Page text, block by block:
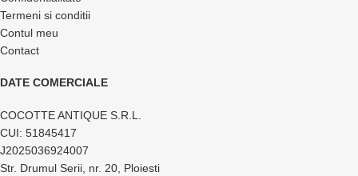
Termeni si conditii
Contul meu
Contact
DATE COMERCIALE
COCOTTE ANTIQUE S.R.L.
CUI: 51845417
J2025036924007
Str. Drumul Serii, nr. 20, Ploiesti